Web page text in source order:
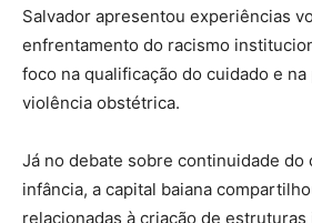
Salvador apresentou experiências
enfrentamento do racismo
foco na qualificação do cuidado e
violência obstétrica.
Já no debate sobre continuidade do
infância, a capital baiana
relacionadas à criação de